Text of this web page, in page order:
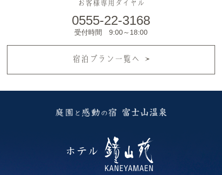
お客様専用ダイヤル
0555-22-3168
受付時間 9:00～18:00
宿泊プラン一覧へ